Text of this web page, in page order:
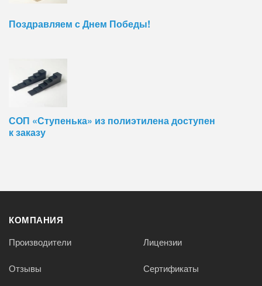
Поздравляем с Днем Победы!
СОП «Ступенька» из полиэтилена доступен
к заказу
КОМПАНИЯ
Производители Лицензии
Отзывы Сертификаты